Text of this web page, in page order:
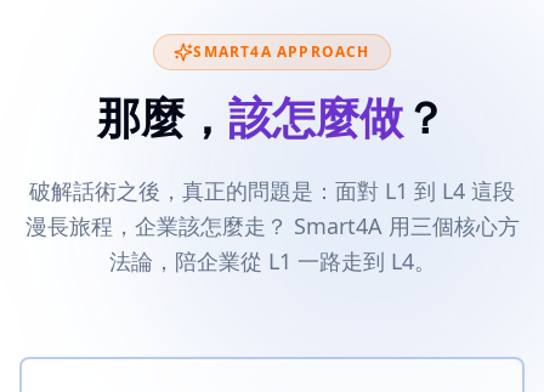
SMART4A APPROACH
那麼， 該怎麼做？
破解話術之後，真正的問題是：面對 L1 到 L4 這段
漫長旅程，企業該怎麼走？ Smart4A 用三個核心方
法論，陪企業從 L1 一路走到 L4。